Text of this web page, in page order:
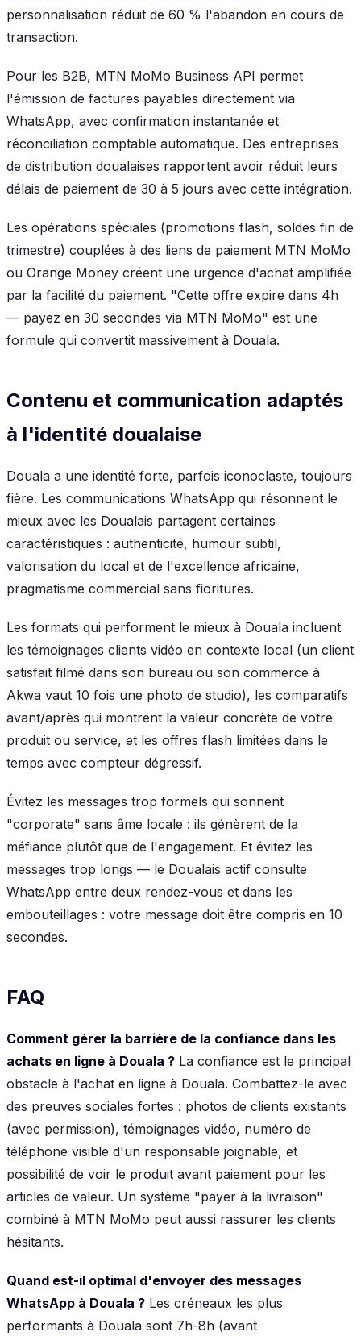
personnalisation réduit de 60 % l'abandon en cours de
transaction.
Pour les B2B, MTN MoMo Business API permet
l'émission de factures payables directement via
WhatsApp, avec confirmation instantanée et
réconciliation comptable automatique. Des entreprises
de distribution doualaises rapportent avoir réduit leurs
délais de paiement de 30 à 5 jours avec cette intégration.
Les opérations spéciales (promotions flash, soldes fin de
trimestre) couplées à des liens de paiement MTN MoMo
ou Orange Money créent une urgence d'achat amplifiée
par la facilité du paiement. "Cette offre expire dans 4h
— payez en 30 secondes via MTN MoMo" est une
formule qui convertit massivement à Douala.
Contenu et communication adaptés
à l'identité doualaise
Douala a une identité forte, parfois iconoclaste, toujours
fière. Les communications WhatsApp qui résonnent le
mieux avec les Doualais partagent certaines
caractéristiques : authenticité, humour subtil,
valorisation du local et de l'excellence africaine,
pragmatisme commercial sans fioritures.
Les formats qui performent le mieux à Douala incluent
les témoignages clients vidéo en contexte local (un client
satisfait filmé dans son bureau ou son commerce à
Akwa vaut 10 fois une photo de studio), les comparatifs
avant/après qui montrent la valeur concrète de votre
produit ou service, et les offres flash limitées dans le
temps avec compteur dégressif.
Évitez les messages trop formels qui sonnent
"corporate" sans âme locale : ils génèrent de la
méfiance plutôt que de l'engagement. Et évitez les
messages trop longs — le Doualais actif consulte
WhatsApp entre deux rendez-vous et dans les
embouteillages : votre message doit être compris en 10
secondes.
FAQ
Comment gérer la barrière de la confiance dans les
achats en ligne à Douala ? La confiance est le principal
obstacle à l'achat en ligne à Douala. Combattez-le avec
des preuves sociales fortes : photos de clients existants
(avec permission), témoignages vidéo, numéro de
téléphone visible d'un responsable joignable, et
possibilité de voir le produit avant paiement pour les
articles de valeur. Un système "payer à la livraison"
combiné à MTN MoMo peut aussi rassurer les clients
hésitants.
Quand est-il optimal d'envoyer des messages
WhatsApp à Douala ? Les créneaux les plus
performants à Douala sont 7h-8h (avant